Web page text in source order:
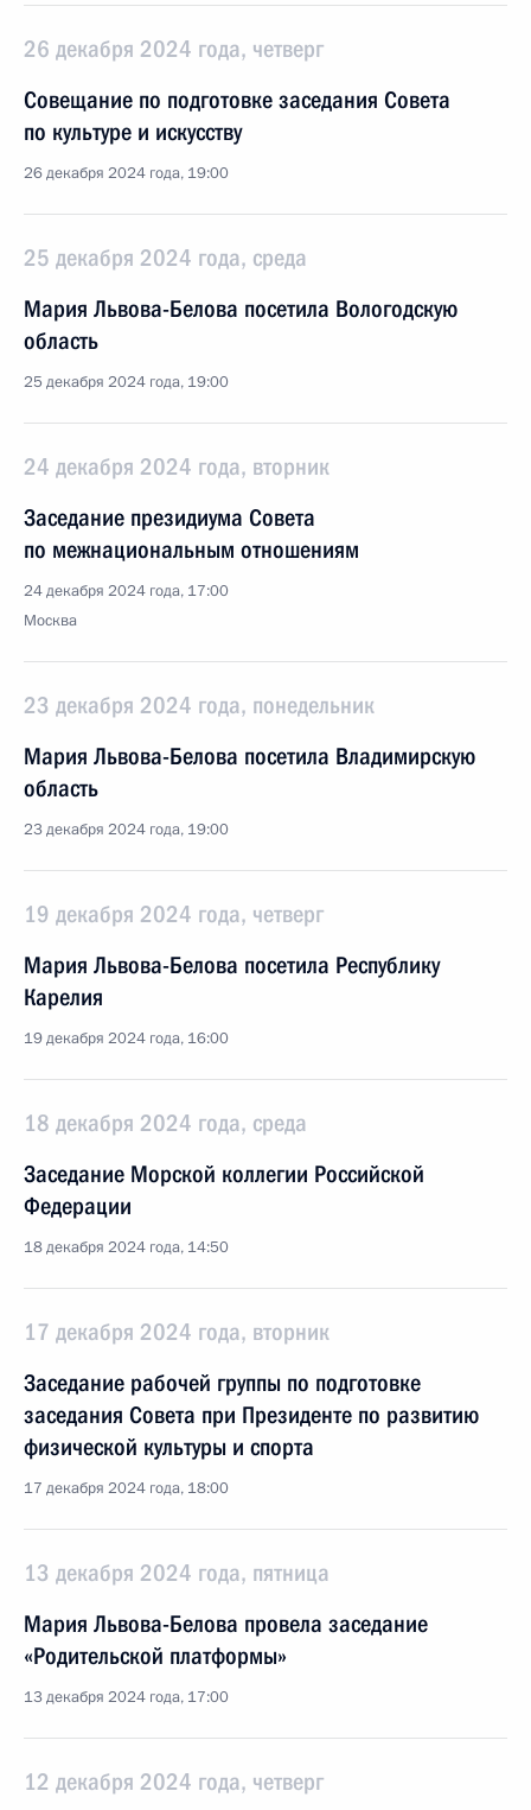
26 декабря 2024 года, четверг
Совещание по подготовке заседания Совета
по культуре и искусству
26 декабря 2024 года, 19:00
25 декабря 2024 года, среда
Мария Львова-Белова посетила Вологодскую
область
25 декабря 2024 года, 19:00
24 декабря 2024 года, вторник
Заседание президиума Совета
по межнациональным отношениям
24 декабря 2024 года, 17:00
Москва
23 декабря 2024 года, понедельник
Мария Львова-Белова посетила Владимирскую
область
23 декабря 2024 года, 19:00
19 декабря 2024 года, четверг
Мария Львова-Белова посетила Республику
Карелия
19 декабря 2024 года, 16:00
18 декабря 2024 года, среда
Заседание Морской коллегии Российской
Федерации
18 декабря 2024 года, 14:50
17 декабря 2024 года, вторник
Заседание рабочей группы по подготовке
заседания Совета при Президенте по развитию
физической культуры и спорта
17 декабря 2024 года, 18:00
13 декабря 2024 года, пятница
Мария Львова-Белова провела заседание
«Родительской платформы»
13 декабря 2024 года, 17:00
12 декабря 2024 года, четверг